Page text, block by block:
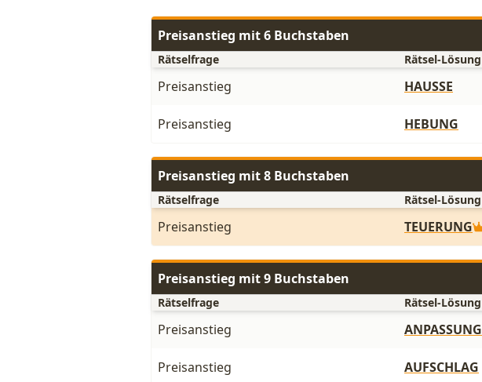
Preisanstieg mit 6 Buchstaben
Rätselfrage Rätsel-Lösung
Preisanstieg HAUSSE
Preisanstieg HEBUNG
Preisanstieg mit 8 Buchstaben
Rätselfrage Rätsel-Lösung
Preisanstieg TEUERUNG
Preisanstieg mit 9 Buchstaben
Rätselfrage Rätsel-Lösung
Preisanstieg ANPASSUNG
Preisanstieg AUFSCHLAG